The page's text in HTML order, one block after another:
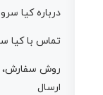
درباره کيا
تماس با کيا
روش سفارش،
ارسال